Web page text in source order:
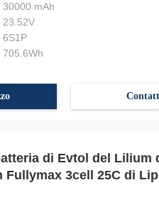
30000 mAh
23.52V
6S1P
705.6Wh
di Evtol del Lilium
Fullymax 3cell 25C di